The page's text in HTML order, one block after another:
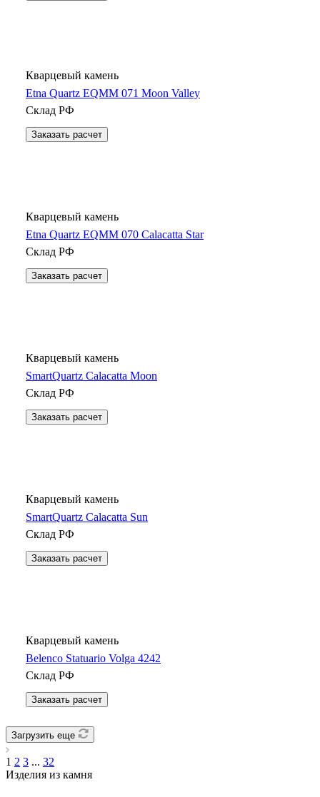
Кварцевый камень
Etna Quartz EQMM 071 Moon Valley
Склад РФ
Заказать расчет
Кварцевый камень
Etna Quartz EQMM 070 Calacatta Star
Склад РФ
Заказать расчет
Кварцевый камень
SmartQuartz Calacatta Moon
Склад РФ
Заказать расчет
Кварцевый камень
SmartQuartz Calacatta Sun
Склад РФ
Заказать расчет
Кварцевый камень
Belenco Statuario Volga 4242
Склад РФ
Заказать расчет
Загрузить еще
1 2 3 ... 32
Изделия из камня